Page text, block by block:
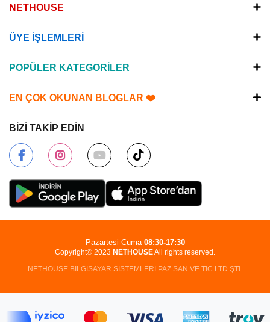
NETHOUSE
ÜYE İŞLEMLERİ
POPÜLER KATEGORİLER
EN ÇOK OKUNAN BLOGLAR ❤️
BİZİ TAKİP EDİN
Copyright© 2023 NETHOUSEAll rights reserved.
NETHOUSE BİLGİSAYAR SİSTEMLERİ PAZ.SAN.VE TİC.LTD.ŞTİ.
Pazartesi-Cuma 08:30-17:30